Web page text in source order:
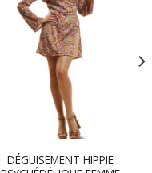
DÉGUISEMENT HIPPIE